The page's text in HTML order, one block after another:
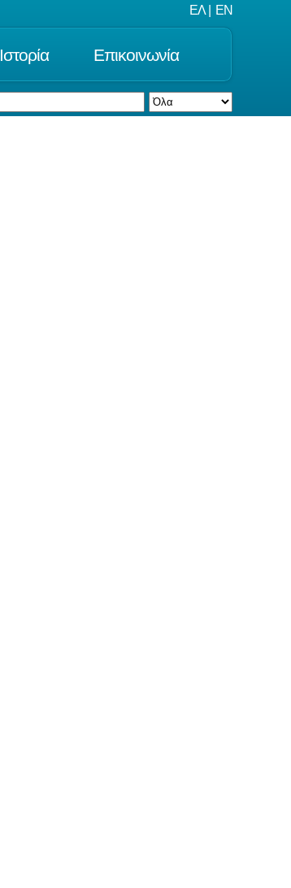
ΕΛ EN
Ιστορία Επικοινωνία